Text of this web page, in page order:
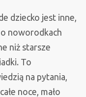
dziecko jest inne,
noworodkach
niż starsze
To
na pytania,
noce, mało